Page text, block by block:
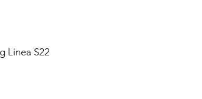
Linea S22